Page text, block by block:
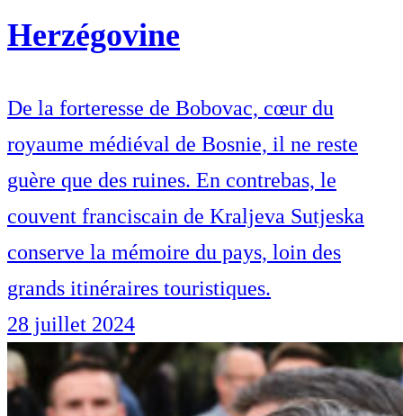
Herzégovine
De la forteresse de Bobovac, cœur du
royaume médiéval de Bosnie, il ne reste
guère que des ruines. En contrebas, le
couvent franciscain de Kraljeva Sutjeska
conserve la mémoire du pays, loin des
grands itinéraires touristiques.
28 juillet 2024